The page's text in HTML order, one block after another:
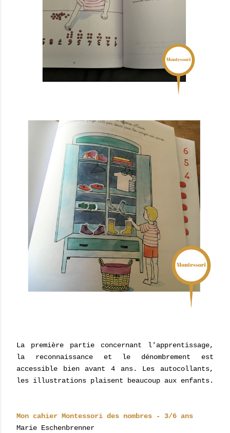
La première partie concernant l'apprentissage,
la reconnaissance et le dénombrement est
accessible bien avant 4 ans. Les autocollants,
les illustrations plaisent beaucoup aux enfants.
Mon cahier Montessori des nombres - 3/6 ans
Marie Eschenbrenner